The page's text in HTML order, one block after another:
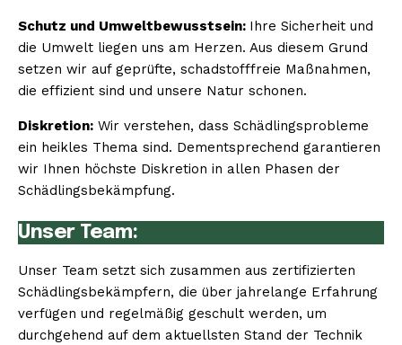
Schutz und Umweltbewusstsein: Ihre Sicherheit und
die Umwelt liegen uns am Herzen. Aus diesem Grund
setzen wir auf geprüfte, schadstofffreie Maßnahmen,
die effizient sind und unsere Natur schonen.
Diskretion: Wir verstehen, dass Schädlingsprobleme
ein heikles Thema sind. Dementsprechend garantieren
wir Ihnen höchste Diskretion in allen Phasen der
Schädlingsbekämpfung.
Unser Team:
Unser Team setzt sich zusammen aus zertifizierten
Schädlingsbekämpfern, die über jahrelange Erfahrung
verfügen und regelmäßig geschult werden, um
durchgehend auf dem aktuellsten Stand der Technik